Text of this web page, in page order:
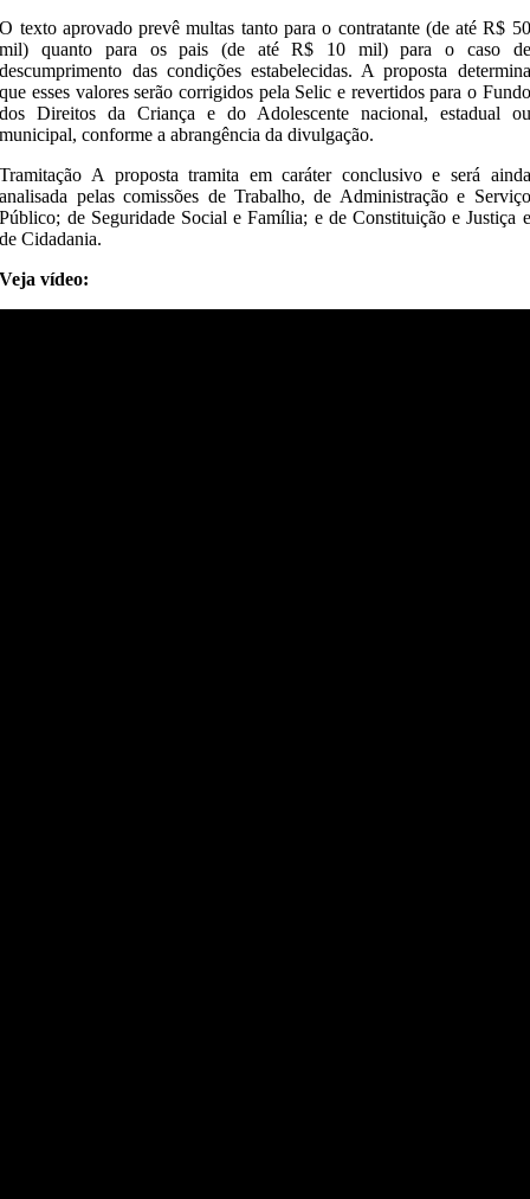
O texto aprovado prevê multas tanto para o contratante (de até R$ 50
mil) quanto para os pais (de até R$ 10 mil) para o caso de
descumprimento das condições estabelecidas. A proposta determina
que esses valores serão corrigidos pela Selic e revertidos para o Fundo
dos Direitos da Criança e do Adolescente nacional, estadual ou
municipal, conforme a abrangência da divulgação.
Tramitação A proposta tramita em caráter conclusivo e será ainda
analisada pelas comissões de Trabalho, de Administração e Serviço
Público; de Seguridade Social e Família; e de Constituição e Justiça e
de Cidadania.
Veja vídeo: